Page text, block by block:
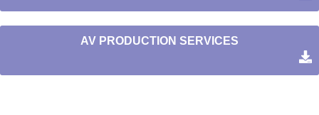
AV PRODUCTION SERVICES